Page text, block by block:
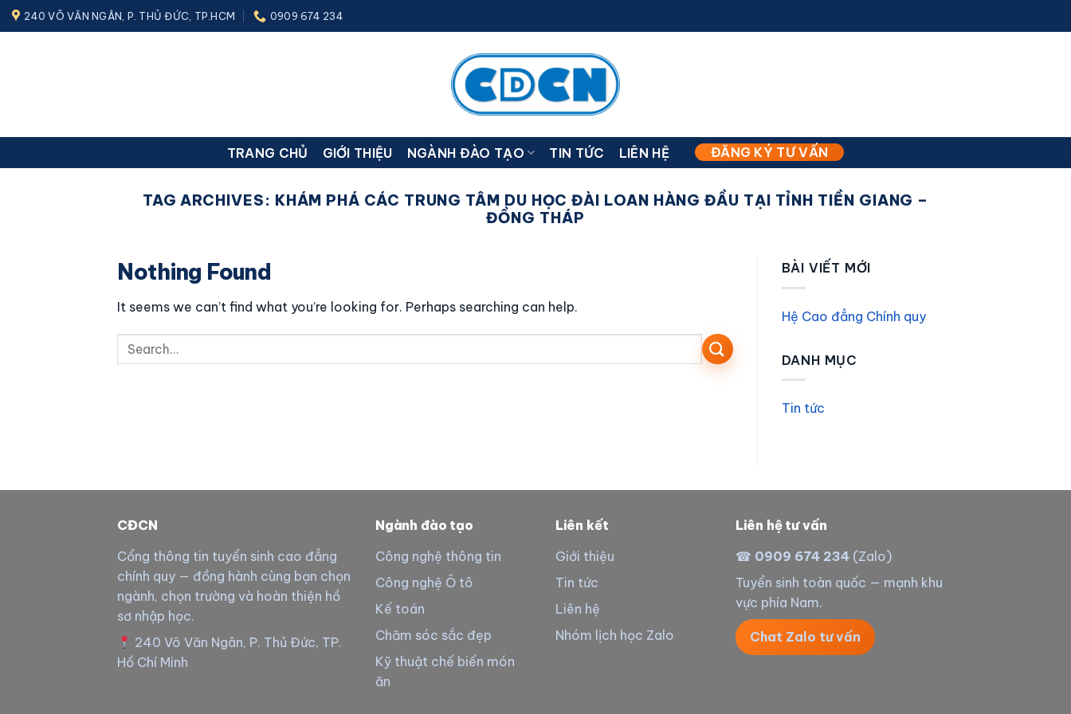
Skip
to
240 VÕ VĂN NGÂN, P. THỦ ĐỨC, TP.HCM 0909 674 234
TRANG CHỦ GIỚI THIỆU NGÀNH ĐÀO TẠO TIN TỨC LIÊN HỆ ĐĂNG KÝ TƯ VẤN
TAG ARCHIVES: KHÁM PHÁ CÁC TRUNG TÂM DU HỌC ĐÀI LOAN HÀNG ĐẦU TẠI TỈNH TIỀN GIANG –
ĐỒNG THÁP
Nothing Found
It seems we can’t find what you’re looking for. Perhaps searching can help.
BÀI VIẾT MỚI
Hệ Cao đẳng Chính quy
DANH MỤC
Tin tức
CĐCN
Cổng thông tin tuyển sinh cao đẳng
chính quy — đồng hành cùng bạn chọn
ngành, chọn trường và hoàn thiện hồ
sơ nhập học.
240 Võ Văn Ngân, P. Thủ Đức, TP.
Hồ Chí Minh
Ngành đào tạo
Công nghệ thông tin
Công nghệ Ô tô
Kế toán
Chăm sóc sắc đẹp
Kỹ thuật chế biến món
ăn
Liên kết
Giới thiệu
Tin tức
Liên hệ
Nhóm lịch học Zalo
Liên hệ tư vấn
☎ 0909 674 234(Zalo)
Tuyển sinh toàn quốc — mạnh khu
vực phía Nam.
Chat Zalo tư vấn